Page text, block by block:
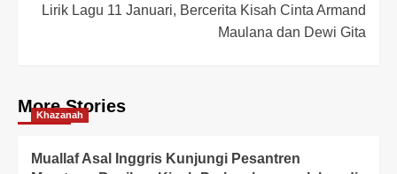
Lirik Lagu 11 Januari, Bercerita Kisah Cinta Armand
Maulana dan Dewi Gita
More Stories
Khazanah
Muallaf Asal Inggris Kunjungi Pesantren